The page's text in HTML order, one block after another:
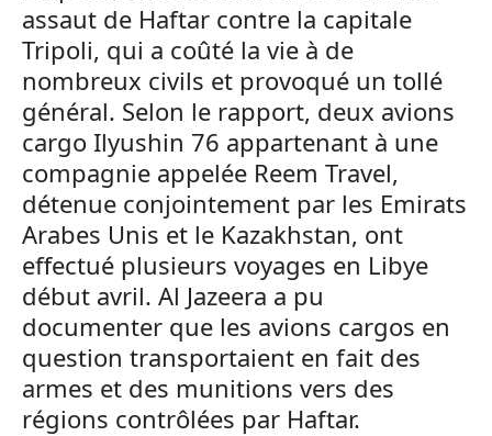
assaut de Haftar contre la capitale
Tripoli, qui a coûté la vie à de
nombreux civils et provoqué un tollé
général. Selon le rapport, deux avions
cargo Ilyushin 76 appartenant à une
compagnie appelée Reem Travel,
détenue conjointement par les Emirats
Arabes Unis et le Kazakhstan, ont
effectué plusieurs voyages en Libye
début avril. Al Jazeera a pu
documenter que les avions cargos en
question transportaient en fait des
armes et des munitions vers des
régions contrôlées par Haftar.